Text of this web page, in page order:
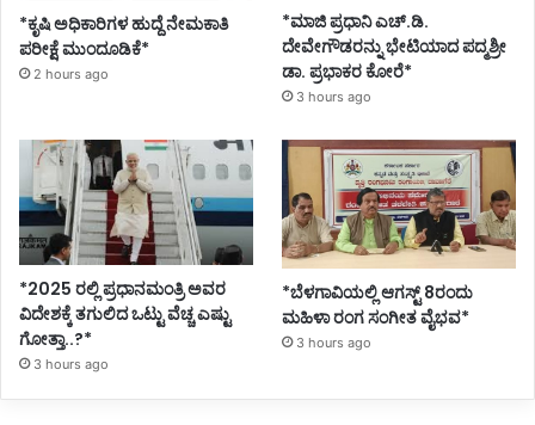
*ಕೃಷಿ ಅಧಿಕಾರಿಗಳ ಹುದ್ದೆ ನೇಮಕಾತಿ
ಪರೀಕ್ಷೆ ಮುಂದೂಡಿಕೆ*
2 hours ago
*ಮಾಜಿ ಪ್ರಧಾನಿ ಎಚ್.ಡಿ.
ದೇವೇಗೌಡರನ್ನು ಭೇಟಿಯಾದ ಪದ್ಮಶ್ರೀ
ಡಾ. ಪ್ರಭಾಕರ ಕೋರೆ*
3 hours ago
*2025 ರಲ್ಲಿ ಪ್ರಧಾನಮಂತ್ರಿ ಅವರ
ವಿದೇಶಕ್ಕೆ ತಗುಲಿದ ಒಟ್ಟು ವೆಚ್ಚ ಎಷ್ಟು
ಗೋತ್ತಾ..?*
3 hours ago
*ಬೆಳಗಾವಿಯಲ್ಲಿ ಆಗಸ್ಟ್ 8ರಂದು
ಮಹಿಳಾ ರಂಗ ಸಂಗೀತ ವೈಭವ*
3 hours ago